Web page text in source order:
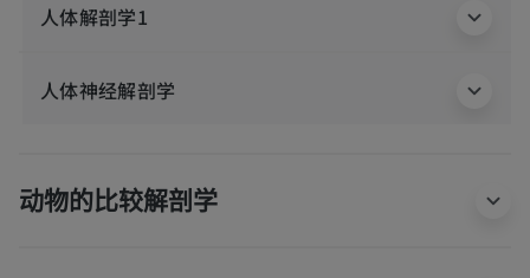
人体解剖学1
人体神经解剖学
动物的比较解剖学